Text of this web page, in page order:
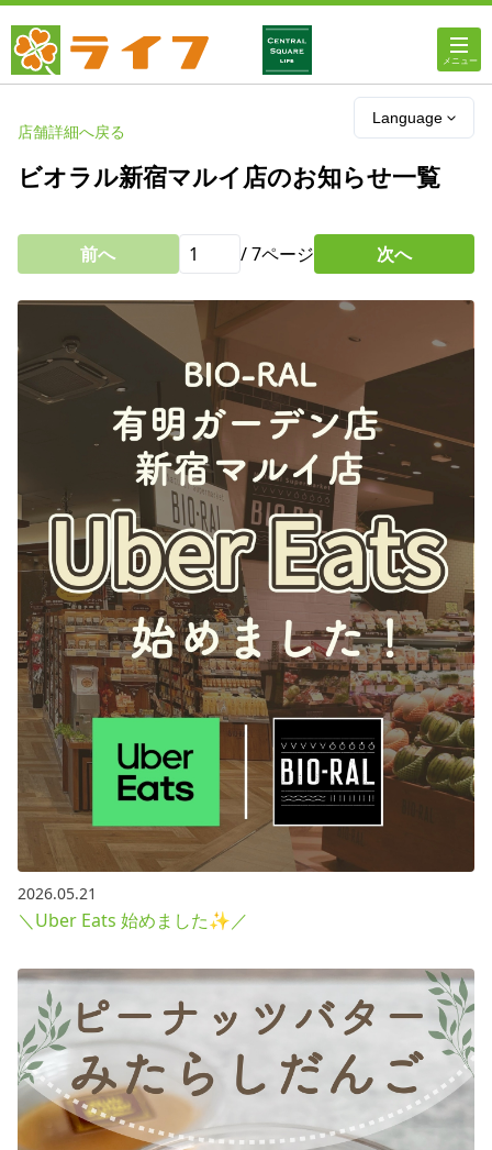
Language
店舗・チラシ情報
ライフのオンラインストア
ライフネットスーパー
企業情報
IR情報
採用情報
お問い合わせ
Contact us in English
店舗詳細へ戻る
ビオラル新宿マルイ店のお知らせ一覧
前へ /7ページ 次へ
2026.05.21
＼Uber Eats 始めました✨／